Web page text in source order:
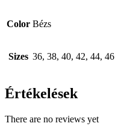
Color Bézs
Sizes 36, 38, 40, 42, 44, 46
Értékelések
There are no reviews yet